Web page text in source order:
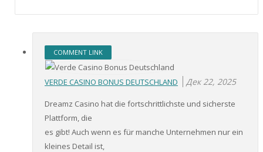
COMMENT LINK
VERDE CASINO BONUS DEUTSCHLAND Дек 22, 2025
Dreamz Casino hat die fortschrittlichste und sicherste
Plattform, die
es gibt! Auch wenn es für manche Unternehmen nur ein
kleines Detail ist,